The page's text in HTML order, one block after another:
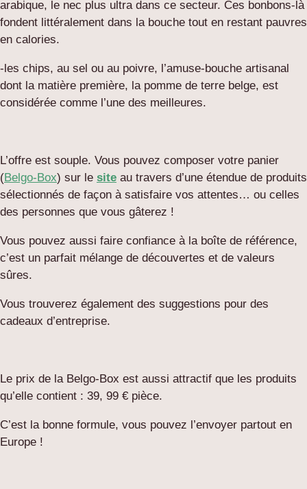
arabique, le nec plus ultra dans ce secteur. Ces bonbons-là
fondent littéralement dans la bouche tout en restant pauvres
en calories.
-les chips, au sel ou au poivre, l’amuse-bouche artisanal
dont la matière première, la pomme de terre belge, est
considérée comme l’une des meilleures.
L’offre est souple. Vous pouvez composer votre panier
(Belgo-Box) sur le site au travers d’une étendue de produits
sélectionnés de façon à satisfaire vos attentes… ou celles
des personnes que vous gâterez !
Vous pouvez aussi faire confiance à la boîte de référence,
c’est un parfait mélange de découvertes et de valeurs
sûres.
Vous trouverez également des suggestions pour des
cadeaux d’entreprise.
Le prix de la Belgo-Box est aussi attractif que les produits
qu’elle contient : 39, 99 € pièce.
C’est la bonne formule, vous pouvez l’envoyer partout en
Europe !